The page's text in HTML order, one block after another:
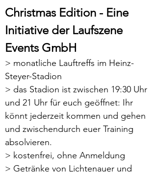
Christmas Edition - Eine
Initiative der Laufszene
Events GmbH
> monatliche Lauftreffs im Heinz-
Steyer-Stadion
> das Stadion ist zwischen 19:30 Uhr
und 21 Uhr für euch geöffnet: Ihr
könnt jederzeit kommen und gehen
und zwischendurch euer Training
absolvieren.
> kostenfrei, ohne Anmeldung
> Getränke von Lichtenauer und